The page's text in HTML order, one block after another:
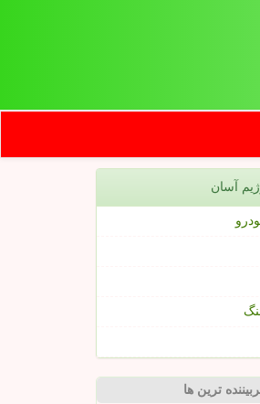
آسان
ترین ها